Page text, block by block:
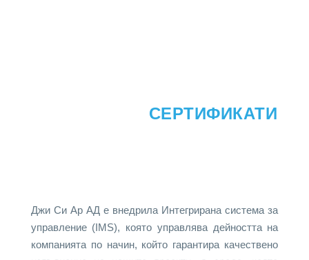
СЕРТИФИКАТИ
Джи Си Ар АД е внедрила Интегрирана система за
управление (IMS), която управлява дейността на
компанията по начин, който гарантира качествено